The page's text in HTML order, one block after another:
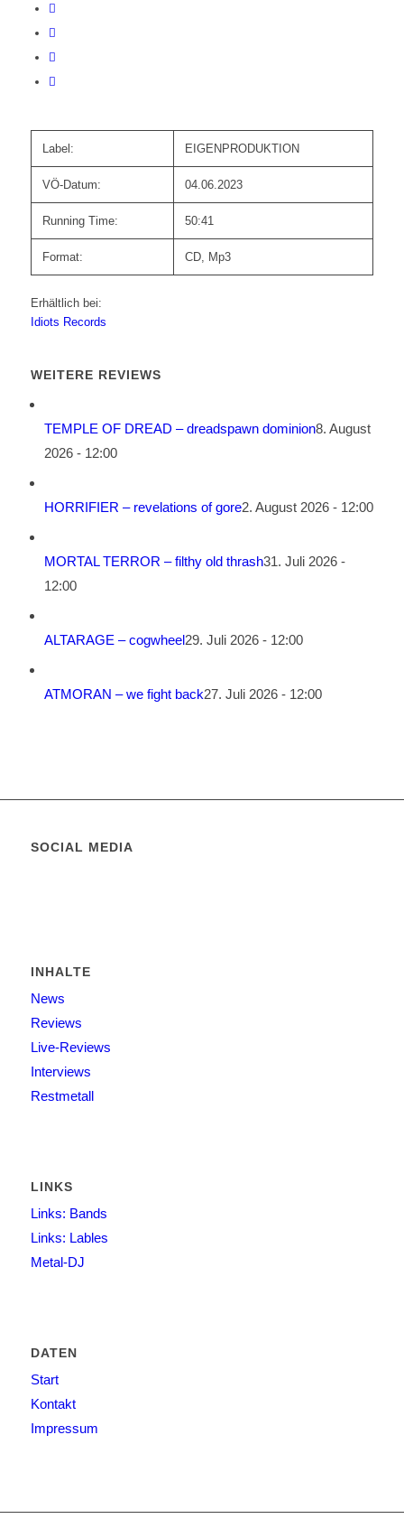
Label: EIGENPRODUKTION
VÖ-Datum: 04.06.2023
Running Time: 50:41
Format: CD, Mp3
Erhältlich bei:
Idiots Records
WEITERE REVIEWS
TEMPLE OF DREAD – dreadspawn dominion8. August
2026 - 12:00
HORRIFIER – revelations of gore2. August 2026 - 12:00
MORTAL TERROR – filthy old thrash31. Juli 2026 -
12:00
ALTARAGE – cogwheel29. Juli 2026 - 12:00
ATMORAN – we fight back27. Juli 2026 - 12:00
SOCIAL MEDIA
INHALTE
News
Reviews
Live-Reviews
Interviews
Restmetall
LINKS
Links: Bands
Links: Lables
Metal-DJ
DATEN
Start
Kontakt
Impressum